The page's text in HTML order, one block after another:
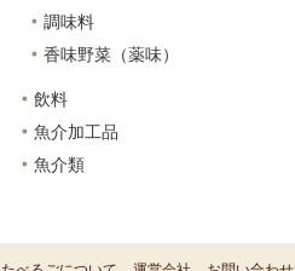
調味料
香味野菜（薬味）
飲料
魚介加工品
魚介類